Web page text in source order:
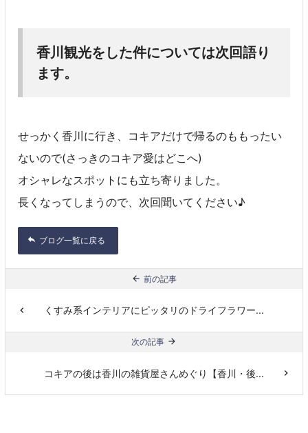
香川観光をした件については次回語り
ます。
せっかく香川に行き、コキアだけで帰るのももったい
ないので(さっきのコキア愛はどこへ)
オシャレなスポットにも立ち寄りました。
長くなってしまうので、次回聞いてください♪
ブログ一覧に戻る
前の記事
くすみ系インテリアにピッタリのドライフラワー...
次の記事
コキアの後は香川の雑貨屋さんめぐり【香川・後...